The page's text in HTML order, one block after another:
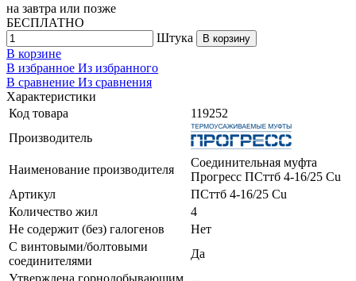
на завтра или позже
БЕСПЛАТНО
Штука
В корзину
В корзине
В избранное Из избранного
В сравнение Из сравнения
Характеристики
Код товара
119252
Производитель
Наименование производителя
Соединительная муфта
Прогресс ПСттб 4-16/25 Cu
Артикул
ПСттб 4-16/25 Cu
Количество жил
4
Не содержит (без) галогенов
Нет
С винтовыми/болтовыми
соединителями
Да
Утверждена горнодобывающим